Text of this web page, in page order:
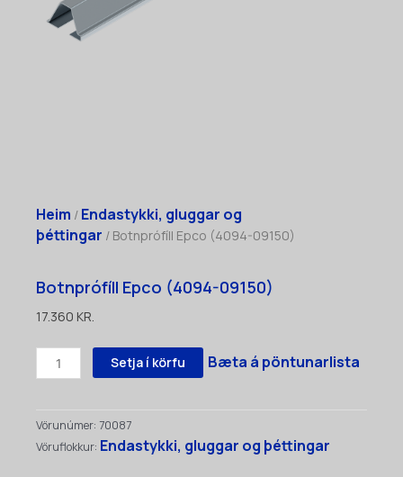
Heim / Endastykki, gluggar og
þéttingar / Botnprófíll Epco (4094-09150)
Botnprófíll Epco (4094-09150)
17.360 KR.
Botnprófíll
Epco
Setja í körfu Bæta á pöntunarlista
Vörunúmer: 70087
Vöruflokkur: Endastykki, gluggar og þéttingar